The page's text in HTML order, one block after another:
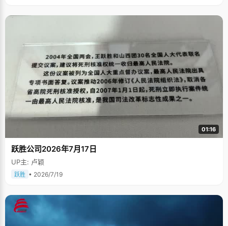
01:16
跃胜公司2026年7月17日
UP主: 卢颖
跃胜 • 2026/7/19